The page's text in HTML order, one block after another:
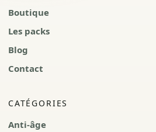
Boutique
Les packs
Blog
Contact
CATÉGORIES
Anti-âge